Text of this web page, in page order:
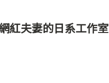
紅夫妻的日系工作室